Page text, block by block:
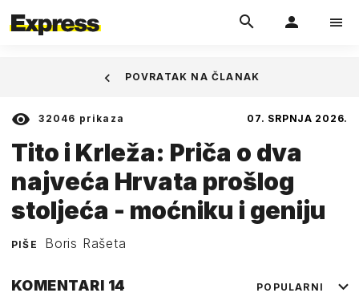
32046 prikaza 07. SRPNJA 2026.
Tito i Krleža: Priča o dva
najveća Hrvata prošlog
stoljeća - moćniku i geniju
PIŠE Boris Rašeta
POVRATAK NA ČLANAK
KOMENTARI 14 POPULARNI